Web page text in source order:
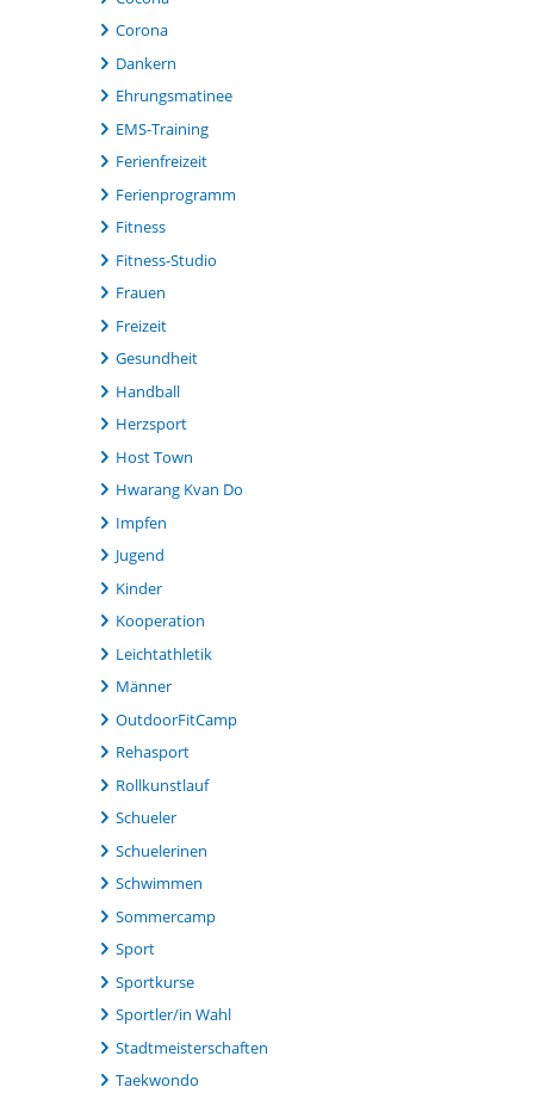
Corona
Dankern
Ehrungsmatinee
EMS-Training
Ferienfreizeit
Ferienprogramm
Fitness
Fitness-Studio
Frauen
Freizeit
Gesundheit
Handball
Herzsport
Host Town
Hwarang Kvan Do
Impfen
Jugend
Kinder
Kooperation
Leichtathletik
Männer
OutdoorFitCamp
Rehasport
Rollkunstlauf
Schueler
Schuelerinen
Schwimmen
Sommercamp
Sport
Sportkurse
Sportler/in Wahl
Stadtmeisterschaften
Taekwondo